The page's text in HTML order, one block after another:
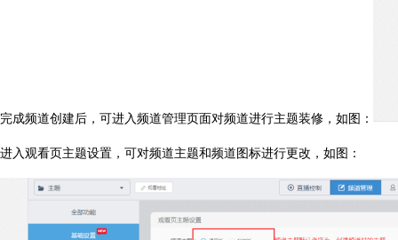
完成频道创建后，可进入频道管理页面对频道进行主题装修，如图：
进入观看页主题设置，可对频道主题和频道图标进行更改，如图：